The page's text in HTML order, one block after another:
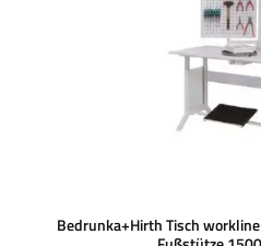
Bedrunka+Hirth Tisch